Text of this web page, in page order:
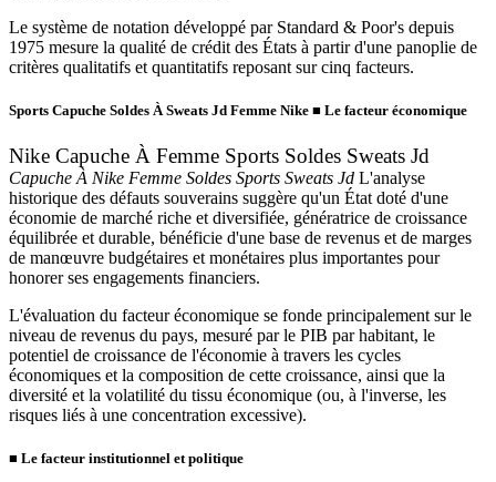
Le système de notation développé par Standard & Poor's depuis
1975 mesure la qualité de crédit des États à partir d'une panoplie de
critères qualitatifs et quantitatifs reposant sur cinq facteurs.
Sports Capuche Soldes À Sweats Jd Femme Nike ■ Le facteur économique
Nike Capuche À Femme Sports Soldes Sweats Jd
Capuche À Nike Femme Soldes Sports Sweats Jd L'analyse
historique des défauts souverains suggère qu'un État doté d'une
économie de marché riche et diversifiée, génératrice de croissance
équilibrée et durable, bénéficie d'une base de revenus et de marges
de manœuvre budgétaires et monétaires plus importantes pour
honorer ses engagements financiers.
L'évaluation du facteur économique se fonde principalement sur le
niveau de revenus du pays, mesuré par le PIB par habitant, le
potentiel de croissance de l'économie à travers les cycles
économiques et la composition de cette croissance, ainsi que la
diversité et la volatilité du tissu économique (ou, à l'inverse, les
risques liés à une concentration excessive).
■ Le facteur institutionnel et politique